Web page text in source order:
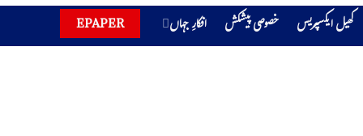
کھیل ایکسپریس خصوصی پیشکش افکارِ جہاں EPAPER